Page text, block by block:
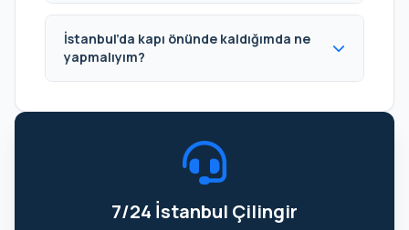
İstanbul’da kapı önünde kaldığımda ne
yapmalıyım?
7/24 İstanbul Çilingir